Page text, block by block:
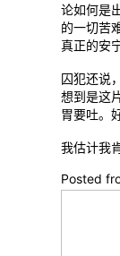
论如何是
的一切苦
真正的安宁
囚犯还说
想到是这
胃要吐。
我估计我
Posted